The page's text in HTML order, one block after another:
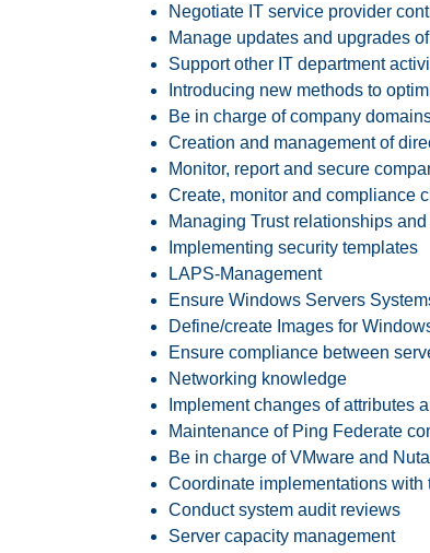
Negotiate IT service provider
Manage updates and upgrades
Support other IT department
Introducing new methods to
Be in charge of company
Creation and management of
Monitor, report and secure
Create, monitor and compliance
Managing Trust relationships
Implementing security templates
LAPS-Management
Ensure Windows Servers
Define/create Images for
Ensure compliance between
Networking knowledge
Implement changes of attributes
Maintenance of Ping Federate
Be in charge of VMware and
Coordinate implementations
Conduct system audit reviews
Server capacity management